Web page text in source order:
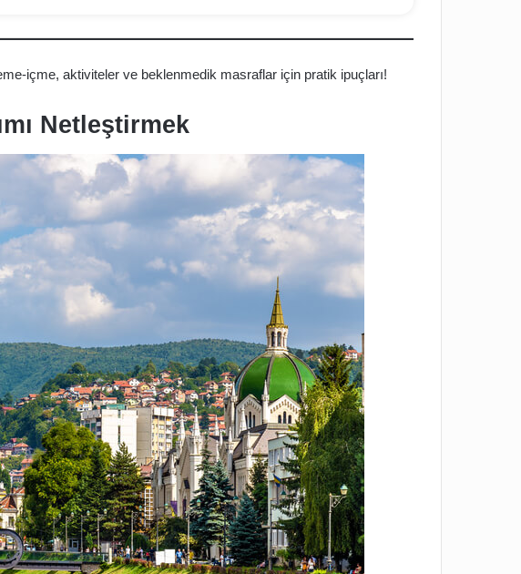
içme, aktiviteler ve beklenmedik masraflar için pratik ipuçları!
Netleştirmek